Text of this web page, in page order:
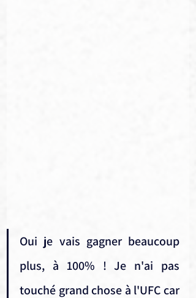
Oui je vais gagner beaucoup
plus, à 100% ! Je n'ai pas
touché grand chose à l'UFC car